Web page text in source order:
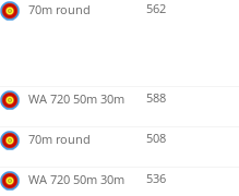
70m round 562
WA 720 50m 30m 588
70m round 508
WA 720 50m 30m 536